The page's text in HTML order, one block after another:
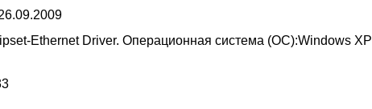
Ethernet Driver. Операционная система (ОС):Windows XP